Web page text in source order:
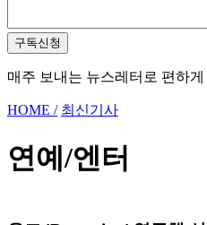
구독신청
매주 보내는 뉴스레터로 편하
HOME / 최신기사
연예/엔터